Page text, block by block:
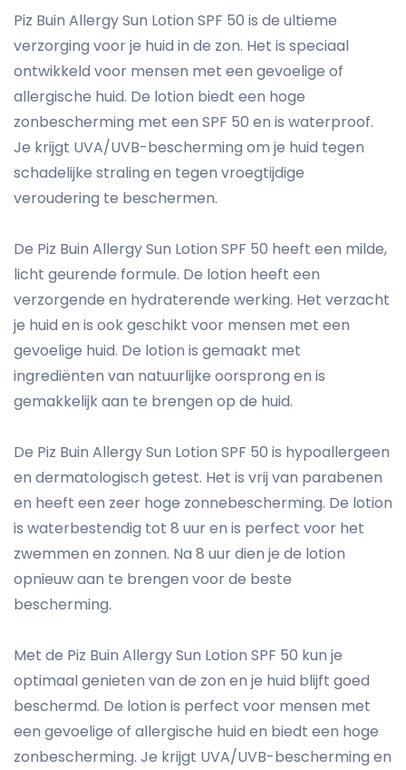
Piz Buin Allergy Sun Lotion SPF 50 is de ultieme
verzorging voor je huid in de zon. Het is speciaal
ontwikkeld voor mensen met een gevoelige of
allergische huid. De lotion biedt een hoge
zonbescherming met een SPF 50 en is waterproof.
Je krijgt UVA/UVB-bescherming om je huid tegen
schadelijke straling en tegen vroegtijdige
veroudering te beschermen.
De Piz Buin Allergy Sun Lotion SPF 50 heeft een milde,
licht geurende formule. De lotion heeft een
verzorgende en hydraterende werking. Het verzacht
je huid en is ook geschikt voor mensen met een
gevoelige huid. De lotion is gemaakt met
ingrediënten van natuurlijke oorsprong en is
gemakkelijk aan te brengen op de huid.
De Piz Buin Allergy Sun Lotion SPF 50 is hypoallergeen
en dermatologisch getest. Het is vrij van parabenen
en heeft een zeer hoge zonnebescherming. De lotion
is waterbestendig tot 8 uur en is perfect voor het
zwemmen en zonnen. Na 8 uur dien je de lotion
opnieuw aan te brengen voor de beste
bescherming.
Met de Piz Buin Allergy Sun Lotion SPF 50 kun je
optimaal genieten van de zon en je huid blijft goed
beschermd. De lotion is perfect voor mensen met
een gevoelige of allergische huid en biedt een hoge
zonbescherming. Je krijgt UVA/UVB-bescherming en